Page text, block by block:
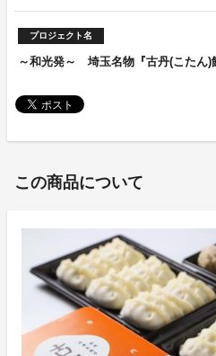
プロジェクト名
～和光発～ 埼玉名物『古丹(こたん)
この商品について